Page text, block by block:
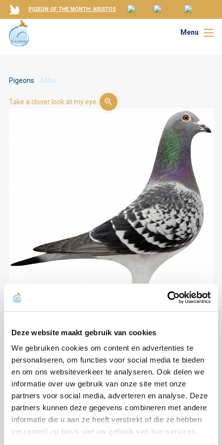
Deze website maakt gebruik van cookies
We gebruiken cookies om content en advertenties te
personaliseren, om functies voor social media te bieden
en om ons websiteverkeer te analyseren. Ook delen we
informatie over uw gebruik van onze site met onze
partners voor social media, adverteren en analyse. Deze
partners kunnen deze gegevens combineren met andere
informatie die u aan ze heeft verstrekt of die ze hebben
verzameld op basis van uw gebruik van hun services.
PIGEON OF THE MONTH: ARISTOS
Menu
Pigeons Milko
Take a closer look at my eye